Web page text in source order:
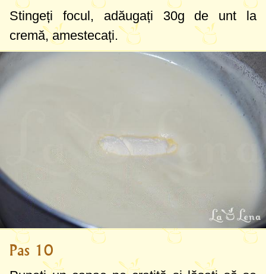
Stingeți focul, adăugați 30g de unt la
cremă, amestecați.
Pas 10